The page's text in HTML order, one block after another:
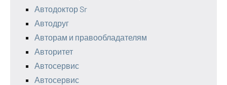
Автодоктор Sr
Автодруг
Авторам и правообладателям
Авторитет
Автосервис
Автосервис